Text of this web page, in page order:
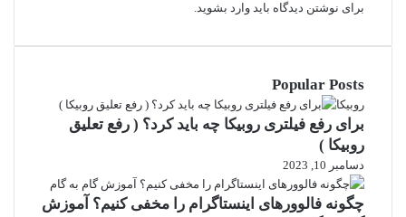
برای نوشتن دیدگاه باید وارد بشوید.
Popular Posts
روبیکا
برای رفع فیلتری روبیکا چه باید کرد؟ ( رفع تعلیق
روبیکا )
دسامبر 10, 2023
چگونه فالوورهای اینستاگرام را مخفی کنیم؟ آموزش